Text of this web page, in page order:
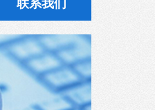
联系我们